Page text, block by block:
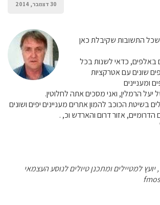
30 דצמבר, 2014
התשובות שקיבלת כאן
באלפים, כדאי לשנות בכל
שונים עם אטרקציות
ומעניינים
הרמלין, ואני מסכים אתה לחלוטין.
בשיטת הכוכב להמון אתרים מעניינים יפים ושונים
הדרומיים, אזור דרום והארדש וכ, .
למטיילים ומתכנן טיולים לנוסע העצמאי